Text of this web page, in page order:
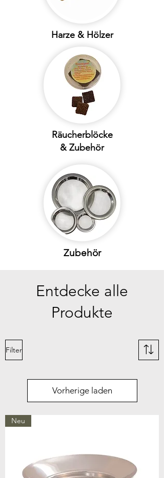
Harze & Hölzer
Räucherblöcke
& Zubehör
Zubehör
Entdecke alle
Produkte
Filter
Vorherige laden
Neu